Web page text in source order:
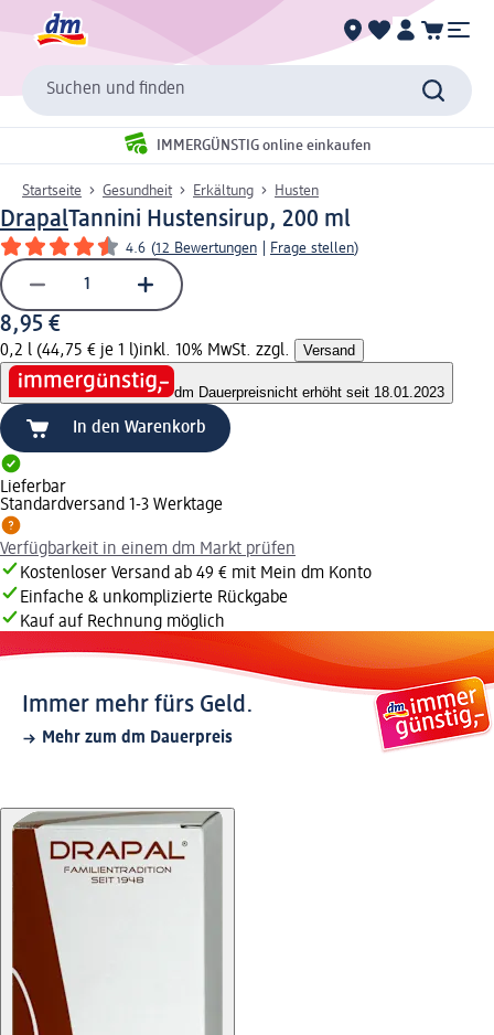
Suchen und finden
IMMERGÜNSTIG online einkaufen
Startseite Gesundheit Erkältung Husten
DrapalTannini Hustensirup, 200 ml
4.6 (12 Bewertungen Frage stellen)
8,95 €
0,2 l (44,75 € je 1 l)inkl. 10% MwSt. zzgl. Versand
dm Dauerpreisnicht erhöht seit 18.01.2023
In den Warenkorb
Lieferbar
Standardversand 1-3 Werktage
Verfügbarkeit in einem dm Markt prüfen
Kostenloser Versand ab 49 € mit Mein dm Konto
Einfache & unkomplizierte Rückgabe
Kauf auf Rechnung möglich
Immer mehr fürs Geld.
Mehr zum dm Dauerpreis